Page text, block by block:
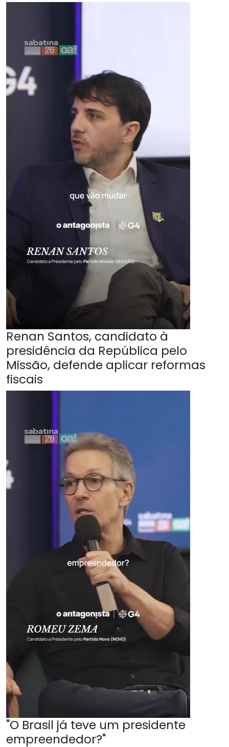
Renan Santos, candidato à
presidência da República pelo
Missão, defende aplicar reformas
fiscais
"O Brasil já teve um presidente
empreendedor?"